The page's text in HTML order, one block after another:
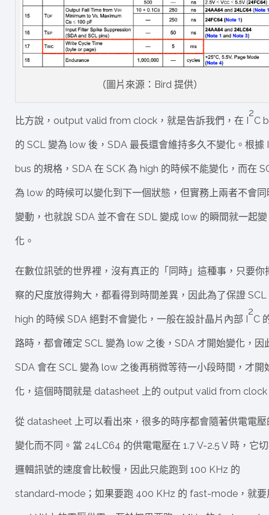
（圖片來源：Bird 提供）
比方說，output valid from clock，就是告訴我們，在 I
2
C
的 SCL 變為 low 後，SDA 最長還會維持多久不變化。根據 I
bus 的規格，SDA 在 SCK 為 high 的時候不能變化，而在
為 low 的時候可以變化到下一個狀態，但實務上兩者不會同
變動，也就說 SDA 並不會在 SDL 變成 low 的瞬間就一起變
化。
在數位訊號的世界裡，沒有真正的「同時」這種事，只要你
察的尺度放得夠大，都看得到時間差異，因此為了保證 SCL
high 的時候 SDA 絕對不會變化，一般在設計晶片內部 I
2
C
路時，都會確定 SCL 變為 low 之後，SDA 才開始變化，因
SDA 會在 SCL 變為 low 之後再稍微等待一小段時間，才開
化，這個時間就是 datasheet 上的 output valid from clock
從 datasheet 上可以看出來，很多的時序都會隨著供電電壓
變化而不同。當 24LC64 的供電電壓在 1.7 V-2.5 V 時，它
邏輯訊號的速度會比較慢，因此只能跑到 100 KHz 的
standard-mode；如果要跑 400 KHz 的 fast-mode，就要